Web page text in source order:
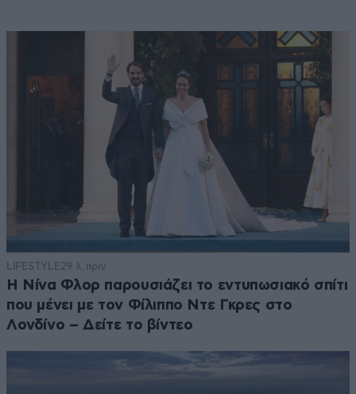
LIFESTYLE 29 λ. πριν
Η Νίνα Φλορ παρουσιάζει το εντυπωσιακό σπίτι
που μένει με τον Φίλιππο Ντε Γκρες στο
Λονδίνο – Δείτε το βίντεο